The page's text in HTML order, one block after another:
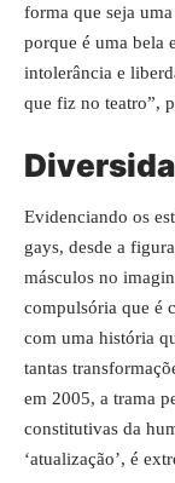
forma que seja
porque é uma bela
intolerância e
que fiz no teatro”,
Evidenciando os
gays, desde a
másculos no
compulsória que é
com uma história
tantas
em 2005, a trama
constitutivas da
‘atualização’, é